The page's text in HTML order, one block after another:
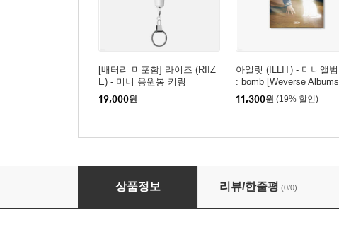
[배터리 미포함] 라이즈 (RIIZ
E) - 미니 응원봉 키링
19,000원
아일릿 (ILLIT) - 미니앨
: bomb [Weverse
r.]
11,300원 (19% 할인)
더보이즈 (THE BOYZ) THE BOYZ : SKATER
상품정보 리뷰/한줄평 (0/0)